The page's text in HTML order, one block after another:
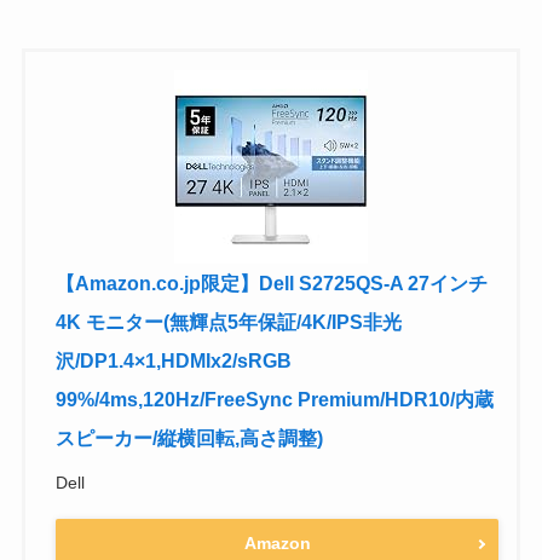
【Amazon.co.jp限定】Dell S2725QS-A 27インチ
4K モニター(無輝点5年保証/4K/IPS非光
沢/DP1.4×1,HDMIx2/sRGB
99%/4ms,120Hz/FreeSync Premium/HDR10/内蔵
スピーカー/縦横回転,高さ調整)
Dell
Amazon